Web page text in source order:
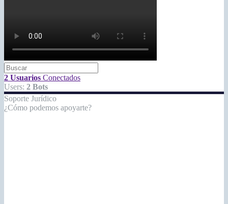
2 Usuarios Conectados
Users: 2 Bots
Soporte Jurídico
¿Cómo podemos apoyarte?